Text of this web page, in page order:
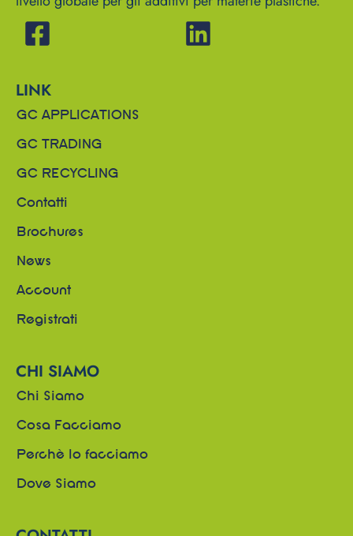
LINK
GC APPLICATIONS
GC TRADING
GC RECYCLING
Contatti
Brochures
News
Account
Registrati
CHI SIAMO
Chi Siamo
Cosa Facciamo
Perchè lo facciamo
Dove Siamo